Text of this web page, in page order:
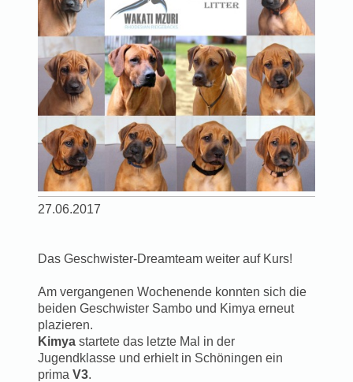
27.06.2017
Das Geschwister-Dreamteam weiter auf Kurs!
Am vergangenen Wochenende konnten sich die
beiden Geschwister Sambo und Kimya erneut
plazieren.
Kimya startete das letzte Mal in der
Jugendklasse und erhielt in Schöningen ein
prima V3.